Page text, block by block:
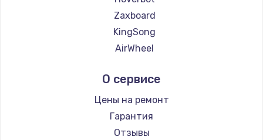
Zaxboard
KingSong
AirWheel
Hunter
Shorner
Joyor
Minimotors
О сервисе
Цены на ремонт
Гарантия
Отзывы